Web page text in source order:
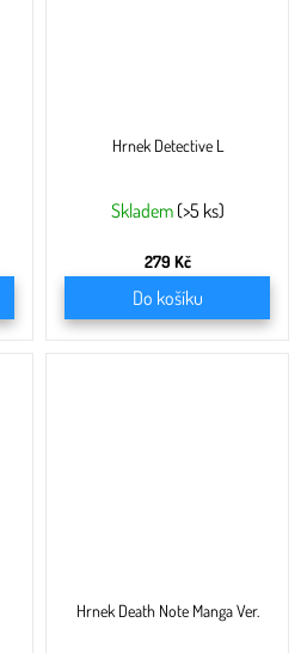
Hrnek Detective L
Skladem (>5 ks)
279 Kč
Do košíku
Hrnek Death Note Manga Ver.